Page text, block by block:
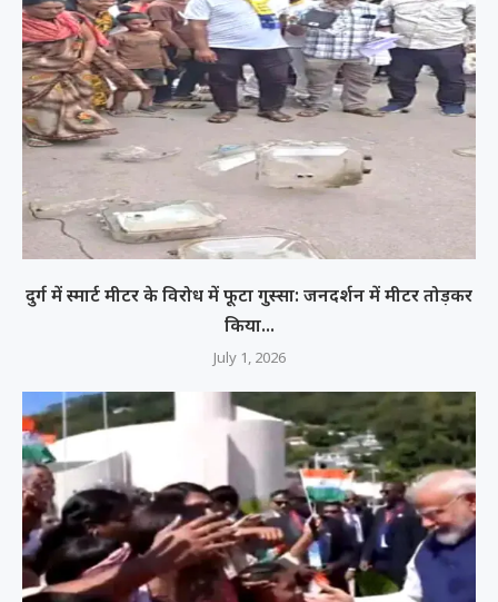
दुर्ग में स्मार्ट मीटर के विरोध में फूटा गुस्सा: जनदर्शन में मीटर तोड़कर
किया...
July 1, 2026